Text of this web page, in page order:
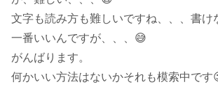
文字も読み方も難しいですね、、、書け
一番いいんですが、、、😅
がんばります。
何かいい方法はないかそれも模索中です